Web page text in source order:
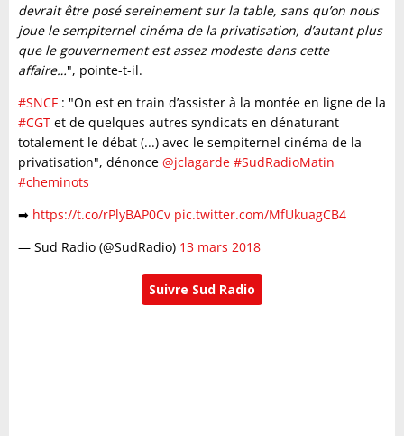
devrait être posé sereinement sur la table, sans qu’on nous
joue le sempiternel cinéma de la privatisation, d’autant plus
que le gouvernement est assez modeste dans cette
affaire…", pointe-t-il.
#SNCF : "On est en train d’assister à la montée en ligne de la
#CGT et de quelques autres syndicats en dénaturant
totalement le débat (...) avec le sempiternel cinéma de la
privatisation", dénonce @jclagarde #SudRadioMatin
#cheminots
➡ https://t.co/rPlyBAP0Cv pic.twitter.com/MfUkuagCB4
— Sud Radio (@SudRadio) 13 mars 2018
Suivre Sud Radio